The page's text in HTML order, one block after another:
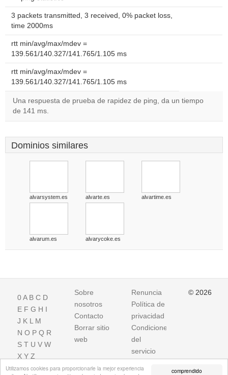
comprendido
Utilizamos cookies para proporcionarle la mejor experiencia
3 packets transmitted, 3 received, 0% packet loss,
time 2000ms
rtt min/avg/max/mdev =
139.561/140.327/141.765/1.105 ms
rtt min/avg/max/mdev =
139.561/140.327/141.765/1.105 ms
Una respuesta de prueba de rapidez de ping, da un tiempo
de 141 ms.
Dominios similares
alvarsystem.es alvarte.es alvartime.es
alvarum.es alvarycoke.es
0A B C D
E F G H I
J K L M
N O P Q R
S T U V W
X Y Z
Sobre
nosotros
Contacto
Borrar sitio
web
Renuncia
Política de
privacidad
Condiciones
del
servicio
© 2026